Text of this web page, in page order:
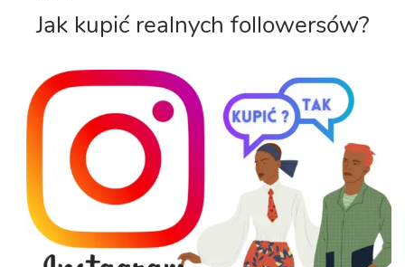
Jak kupić realnych followersów?